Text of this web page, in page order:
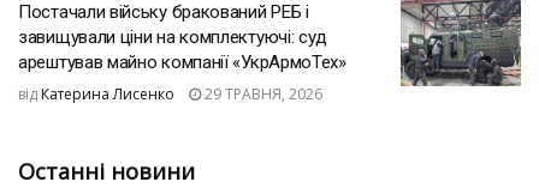
Постачали війську бракований РЕБ і
завищували ціни на комплектуючі: суд
арештував майно компанії «УкрАрмоТех»
від Катерина Лисенко 29 ТРАВНЯ, 2026
Останні новини